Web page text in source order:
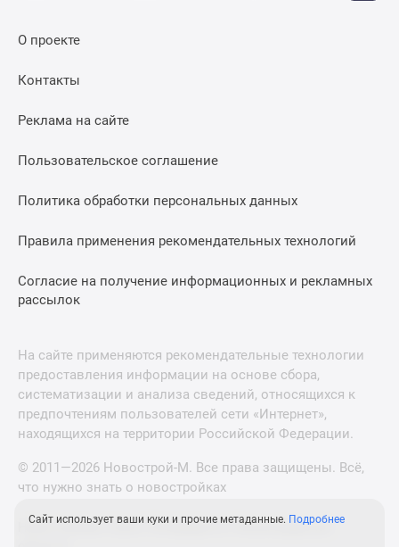
О проекте
Контакты
Реклама на сайте
Пользовательское соглашение
Политика обработки персональных данных
Правила применения рекомендательных технологий
Согласие на получение информационных и рекламных
рассылок
На сайте применяются рекомендательные технологии
предоставления информации на основе сбора,
систематизации и анализа сведений, относящихся к
предпочтениям пользователей сети «Интернет»,
находящихся на территории Российской Федерации.
© 2011—2026 Новострой-М. Все права защищены. Всё,
что нужно знать о новостройках
Новостройки Санкт-Петербурга и Ленинградской
Сайт использует ваши куки и прочие метаданные. Подробнее